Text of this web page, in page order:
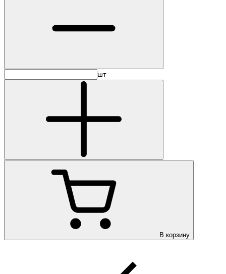
шт
В корзину